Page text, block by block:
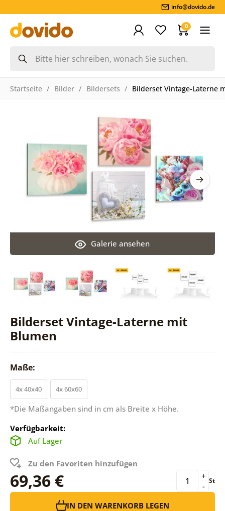
info@dovido.de
0
Startseite Bilder Bildersets Bilderset Vintage-Laterne
Bilderset Vintage-Laterne mit
Blumen
Galerie ansehen
Maße:
4x 40x40 4x 60x60
*Die Maßangaben sind in cm als Breite x Höhe.
Verfügbarkeit:
Auf Lager
Zu den Favoriten hinzufügen
69,36 € -
+ St
IN DEN WARENKORB LEGEN